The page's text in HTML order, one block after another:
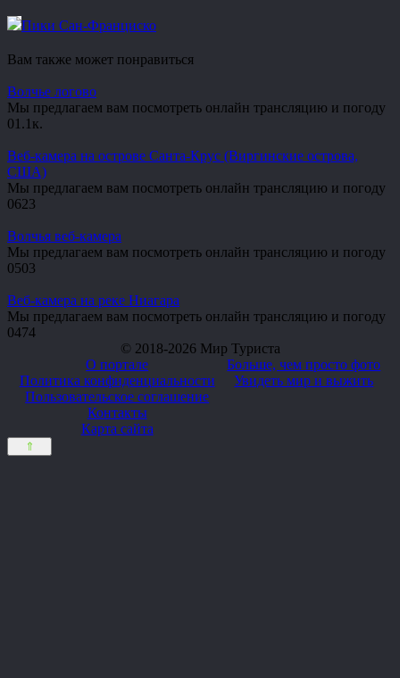
Пики Сан-Франциско
Вам также может понравиться
Волчье логово
Мы предлагаем вам посмотреть онлайн трансляцию и погоду
01.1к.
Веб-камера на острове Санта-Крус (Виргинские острова,
США)
Мы предлагаем вам посмотреть онлайн трансляцию и погоду
0623
Волчья веб-камера
Мы предлагаем вам посмотреть онлайн трансляцию и погоду
0503
Веб-камера на реке Ниагара
Мы предлагаем вам посмотреть онлайн трансляцию и погоду
0474
© 2018-2026 Мир Туриста
О портале
Политика конфиденциальности
Пользовательское соглашение
Контакты
Карта сайта
Больше, чем просто фото
Увидеть мир и выжить